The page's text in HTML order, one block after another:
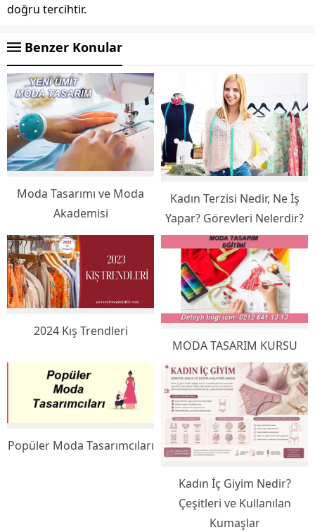
doğru tercihtir.
Benzer Konular
Moda Tasarımı ve Moda
Akademisi
Kadın Terzisi Nedir, Ne İş
Yapar? Görevleri Nelerdir?
2024 Kış Trendleri
MODA TASARIM KURSU
Popüler Moda Tasarımcıları
Kadın İç Giyim Nedir?
Çeşitleri ve Kullanılan
Kumaşlar